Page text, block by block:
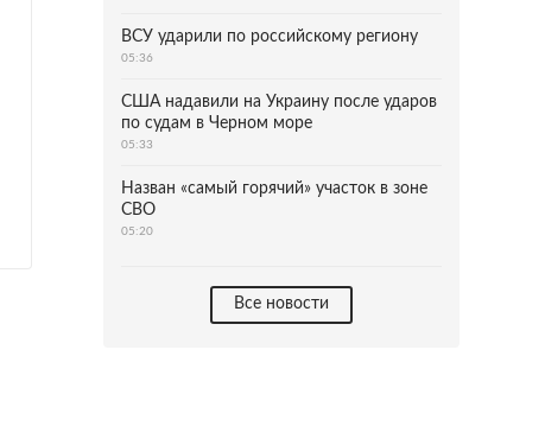
ВСУ ударили по российскому региону
05:36
США надавили на Украину после ударов
по судам в Черном море
05:33
Назван «самый горячий» участок в зоне
СВО
05:20
Все новости